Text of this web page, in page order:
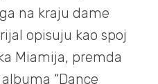
na kraju dame
opisuju kao spoj
Miamija, premda
“Dance